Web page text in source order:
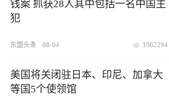
钱案 抓获28人其中包括一名中国主
犯
东盟头条 08-04 1062294
美国将关闭驻日本、印尼、加拿大
等国5个使领馆